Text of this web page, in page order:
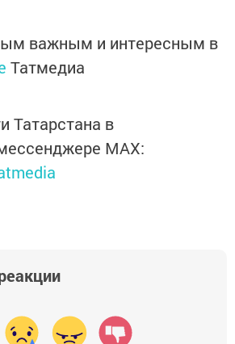
важным и интересным в
Татмедиа
Татарстана в
MАХ: